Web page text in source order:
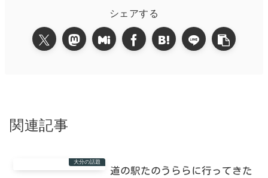
シェアする
関連記事
大分の話題
道の駅たのうららに行ってきた